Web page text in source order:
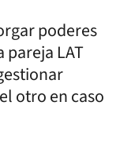
poderes
LAT
otro en caso